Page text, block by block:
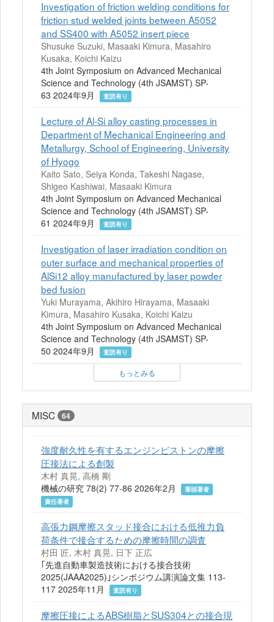
Investigation of friction welding conditions for
friction stud welded joints between A5052
and SS400 with A5052 insert piece
Shusuke Suzuki, Masaaki Kimura, Masahiro
Kusaka, Koichi Kaizu
4th Joint Symposium on Advanced Mechanical
Science and Technology (4th JSAMST) SP-
63 2024年9月
査読有り
Lecture of Al-Si alloy casting processes in
Department of Mechanical Engineering and
Metallurgy, School of Engineering, University
of Hyogo
Kaito Sato, Seiya Konda, Takeshi Nagase,
Shigeo Kashiwai, Masaaki Kimura
4th Joint Symposium on Advanced Mechanical
Science and Technology (4th JSAMST) SP-
61 2024年9月
査読有り
Investigation of laser irradiation condition on
outer surface and mechanical properties of
AlSi12 alloy manufactured by laser powder
bed fusion
Yuki Murayama, Akihiro Hirayama, Masaaki
Kimura, Masahiro Kusaka, Koichi Kaizu
4th Joint Symposium on Advanced Mechanical
Science and Technology (4th JSAMST) SP-
50 2024年9月
査読有り
もっとみる
MISC 64
強度耐久性を有するエンジンピストンの摩擦
圧接法による創製
木村 真晃, 高橋 剛
機械の研究 78(2) 77-86 2026年2月
筆頭著者
責任著者
高張力鋼摩擦スタッド接合における低推力負
荷条件で接合するための摩擦時間の調査
村田 匠, 木村 真晃, 日下 正広
｢先進自動車製造技術における接合技術
2025(JAAA2025)｣シンポジウム講演論文集 113-
117 2025年11月
査読有り
摩擦圧接によるABS樹脂とSUS304との接合現